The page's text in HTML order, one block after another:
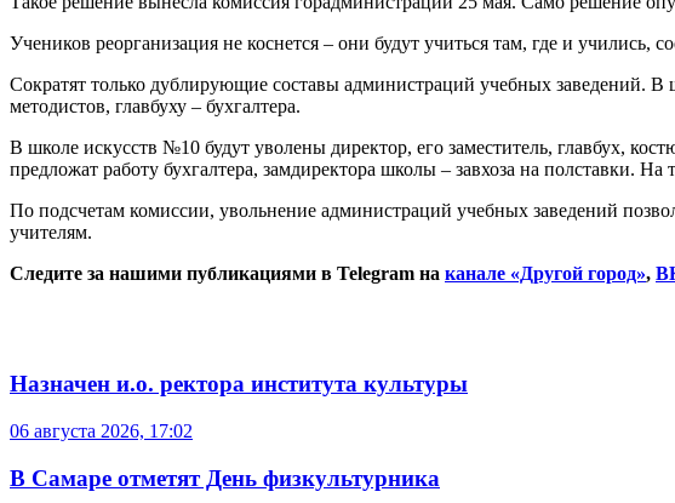
Учеников реорганизация не коснется – они будут учиться там, где и учились,
Сократят только дублирующие составы администраций учебных заведений. В
методистов, главбуху – бухгалтера.
В школе искусств №10 будут уволены директор, его заместитель, главбух,
предложат работу бухгалтера, замдиректора школы – завхоза на полставки.
По подсчетам комиссии, увольнение администраций учебных заведений
учителям.
Следите за нашими публикациями в Telegram на канале «Другой город»,
Назначен и.о. ректора института культуры
06 августа 2026, 17:02
В Самаре отметят День физкультурника